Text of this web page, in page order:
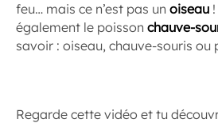
feu… mais ce n’est pas un oiseau
également le poisson chauve-
savoir : oiseau, chauve-souris ou
Regarde cette vidéo et tu